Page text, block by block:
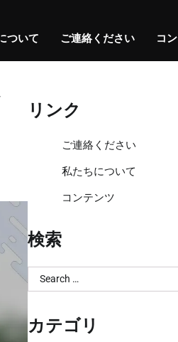
ついて ご連絡ください コ
リンク
ご連絡ください
私たちについて
コンテンツ
検索
Search
for:
カテゴリ